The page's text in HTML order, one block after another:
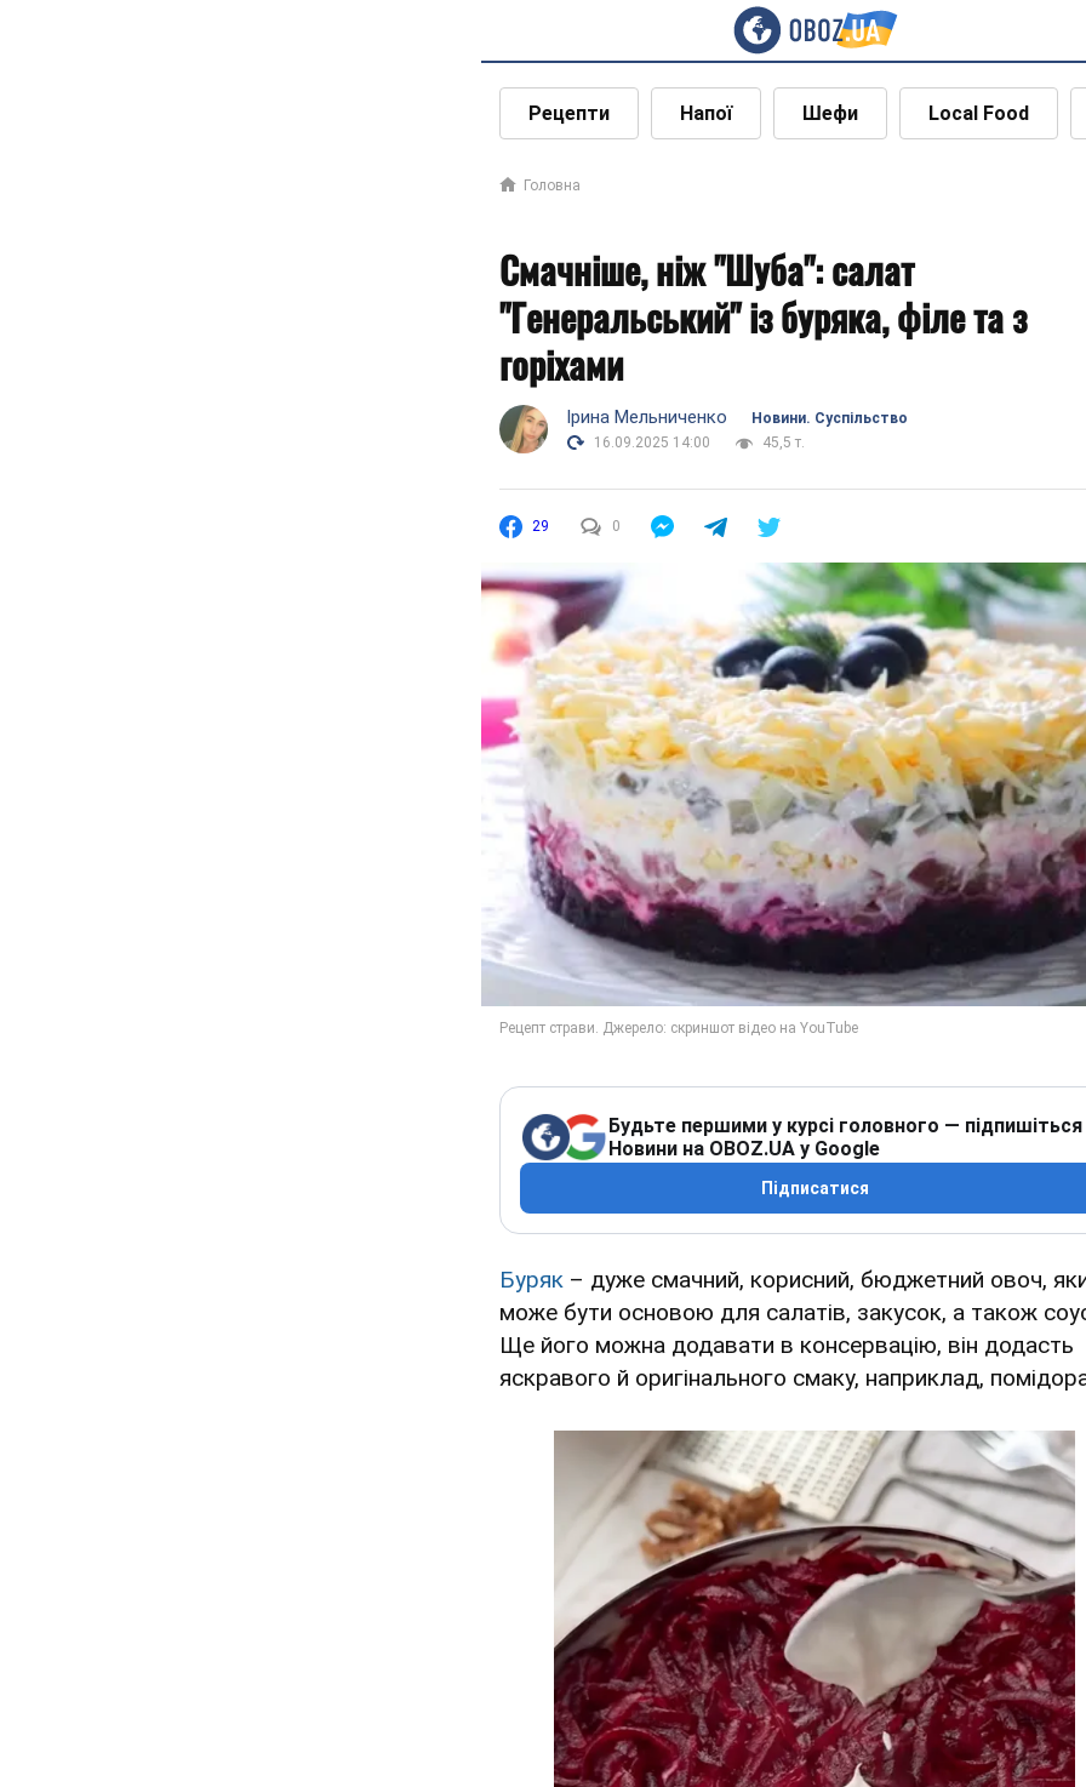
Рецепти Напої Шефи Local Food
Головна
Смачніше, ніж "Шуба": салат
"Генеральський" із буряка, філе та з
горіхами
Ірина Мельниченко
Новини. Суспільство
16.09.2025 14:00
45,5 т.
29 0
Будьте першими у курсі головного — підпишіться
Новини на OBOZ.UA у Google
Підписатися
Буряк – дуже смачний, корисний, бюджетний овоч,
може бути основою для салатів, закусок, а також
Ще його можна додавати в консервацію, він додасть
яскравого й оригінального смаку, наприклад,